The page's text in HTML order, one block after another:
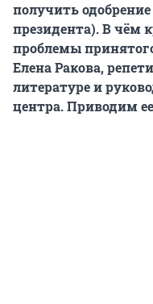
получить
президента). В чём
проблемы
Елена Ракова,
литературе и
центра. Приводим